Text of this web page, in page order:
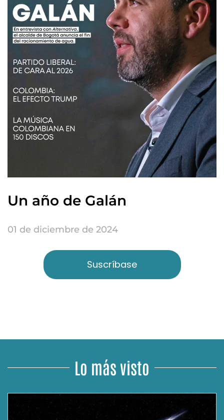
Un año de Galán
01 de diciembre de 2024
Suscríbase
Lo más visto